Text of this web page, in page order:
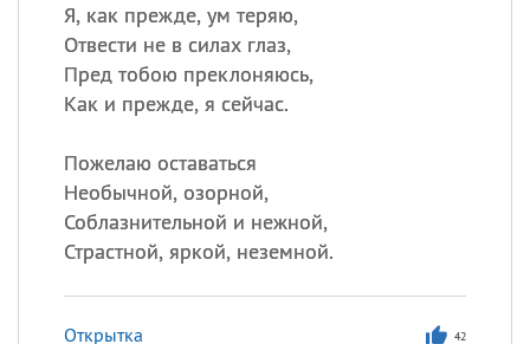
Я, как прежде, ум теряю,
Отвести не в силах глаз,
Пред тобою преклоняюсь,
Как и прежде, я сейчас.
Пожелаю оставаться
Необычной, озорной,
Соблазнительной и нежной,
Страстной, яркой, неземной.
Открытка 42